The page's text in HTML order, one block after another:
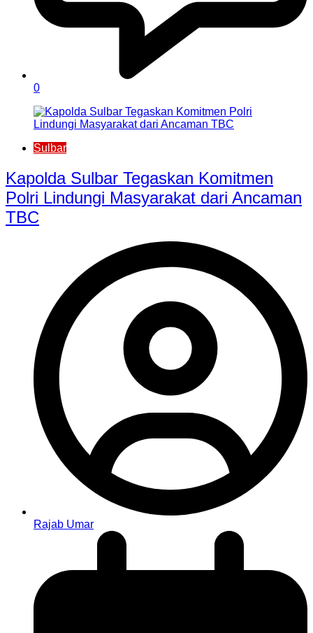
0
Sulbar
Kapolda Sulbar Tegaskan Komitmen
Polri Lindungi Masyarakat dari Ancaman
TBC
Rajab Umar